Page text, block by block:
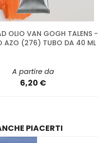
OLIO VAN GOGH TALENS -
AZO (276) TUBO DA 40 ML
A partire da
6,20 €
PIACERTI